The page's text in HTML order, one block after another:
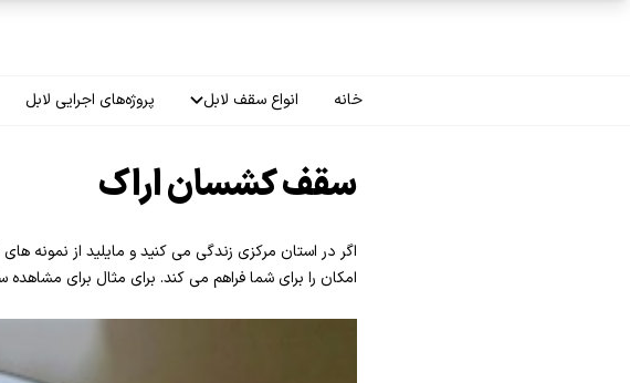
خانه انواع سقف لابل
سقف گلکسی
سقف ترنسپرنت
پروژه‌های اجرایی لابل
سقف کشسان اراک
اگر در استان مرکزی زندگی می کنید و مایلید از نمونه
امکان را برای شما فراهم می کند. برای مثال برای